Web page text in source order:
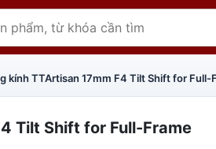
kính TTArtisan 17mm F4 Tilt Shift for Full-
Tilt Shift for Full-Frame